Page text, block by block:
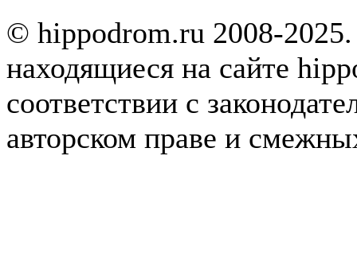
© hippodrom.ru 2008-
находящиеся на сайте
соответствии с
авторском праве и